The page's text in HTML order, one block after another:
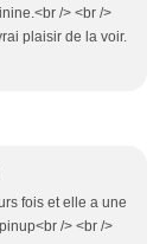
/> <br />
plaisir de la voir.
fois et elle a une
/> <br />